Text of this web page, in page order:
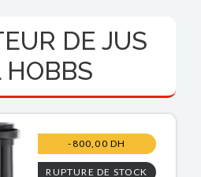
DE JUS
HOBBS
-800,00 DH
RUPTURE DE STOCK